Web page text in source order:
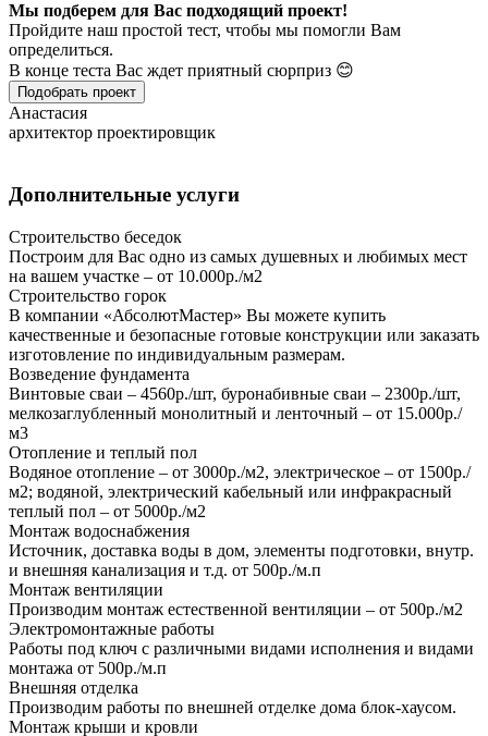
Мы подберем для Вас подходящий проект!
Пройдите наш простой тест, чтобы мы помогли Вам
определиться.
В конце теста Вас ждет приятный сюрприз 😊
Подобрать проект
Анастасия
архитектор проектировщик
Дополнительные услуги
Строительство беседок
Построим для Вас одно из самых душевных и любимых мест
на вашем участке – от 10.000р./м2
Строительство горок
В компании «АбсолютМастер» Вы можете купить
качественные и безопасные готовые конструкции или заказать
изготовление по индивидуальным размерам.
Возведение фундамента
Винтовые сваи – 4560р./шт, буронабивные сваи – 2300р./шт,
мелкозаглубленный монолитный и ленточный – от 15.000р./
м3
Отопление и теплый пол
Водяное отопление – от 3000р./м2, электрическое – от 1500р./
м2; водяной, электрический кабельный или инфракрасный
теплый пол – от 5000р./м2
Монтаж водоснабжения
Источник, доставка воды в дом, элементы подготовки, внутр.
и внешняя канализация и т.д. от 500р./м.п
Монтаж вентиляции
Производим монтаж естественной вентиляции – от 500р./м2
Электромонтажные работы
Работы под ключ с различными видами исполнения и видами
монтажа от 500р./м.п
Внешняя отделка
Производим работы по внешней отделке дома блок-хаусом.
Монтаж крыши и кровли